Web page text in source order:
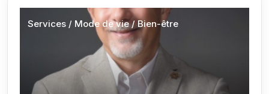
Services / Mode de vie / Bien-être